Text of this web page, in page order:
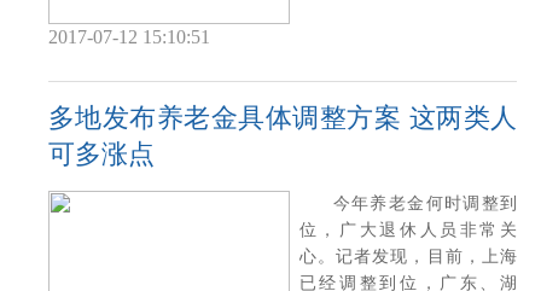
2017-07-12 15:10:51
多地发布养老金具体调整方案 这两类人
可多涨点
今年养老金何时调整到
位，广大退休人员非常关
心。记者发现，目前，上海
已经调整到位，广东、湖